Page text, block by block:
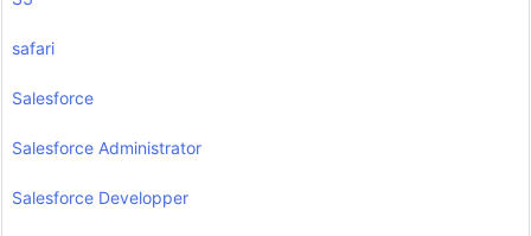
safari
Salesforce
Salesforce Administrator
Salesforce Developper